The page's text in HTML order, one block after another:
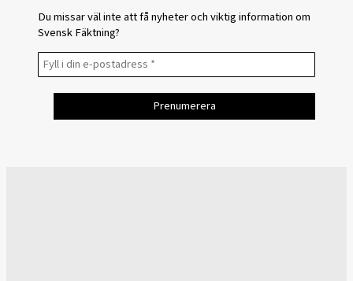
Du missar väl inte att få nyheter och viktig information om
Svensk Fäktning?